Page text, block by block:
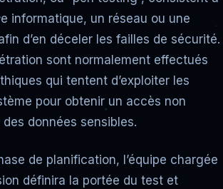
informatique, un réseau ou une
d’en déceler les failles de sécurité.
sont normalement effectués
qui tentent d’exploiter les
pour obtenir un accès non
données sensibles.
de planification, l’équipe chargée
définira la portée du test et